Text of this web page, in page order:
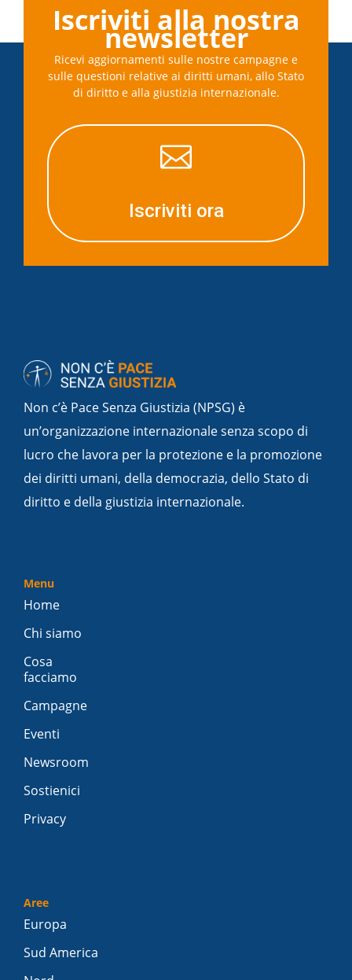
Iscriviti alla nostra
newsletter
Ricevi aggiornamenti sulle nostre campagne e
sulle questioni relative ai diritti umani, allo Stato
di diritto e alla giustizia internazionale.

Iscriviti ora
Non c’è Pace Senza Giustizia (NPSG) è
un’organizzazione internazionale senza scopo di
lucro che lavora per la protezione e la promozione
dei diritti umani, della democrazia, dello Stato di
diritto e della giustizia internazionale.
Menu
Home
Chi siamo
Cosa
facciamo
Campagne
Eventi
Newsroom
Sostienici
Privacy
Aree
Europa
Sud America